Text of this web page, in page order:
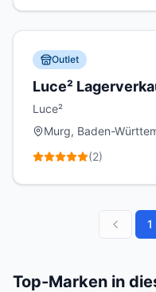
Outlet
Luce²
Luce²
Murg, Baden-
(2)
1
Top-Marken in